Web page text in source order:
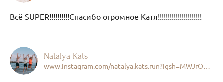
Всё SUPER!!!!!!!!!!Спасибо огромное Катя!!!!!!!!!!!!!!!!!!!!!!
Natalya Kats
www.instagram.com/natalya.kats.run?igsh=MWJrOGp3Mm82Y3BmNg%3D%3D&utm_source=qr